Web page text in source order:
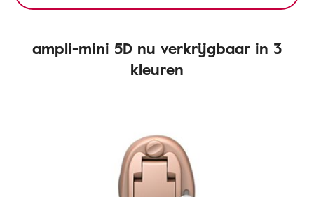
ampli-mini 5D nu verkrijgbaar in 3
kleuren